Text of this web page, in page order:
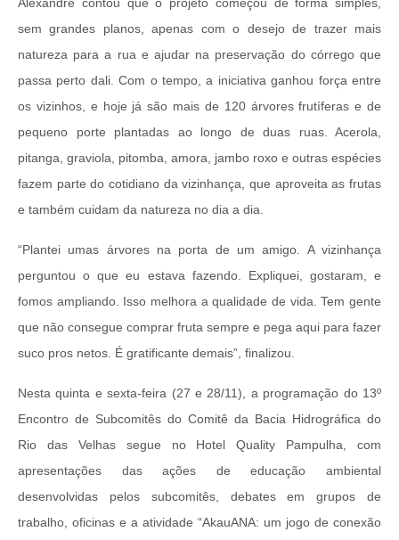
sem grandes planos, apenas com o desejo de trazer mais
natureza para a rua e ajudar na preservação do córrego que
passa perto dali. Com o tempo, a iniciativa ganhou força entre
os vizinhos, e hoje já são mais de 120 árvores frutíferas e de
pequeno porte plantadas ao longo de duas ruas. Acerola,
pitanga, graviola, pitomba, amora, jambo roxo e outras espécies
fazem parte do cotidiano da vizinhança, que aproveita as frutas
e também cuidam da natureza no dia a dia.
“Plantei umas árvores na porta de um amigo. A vizinhança
perguntou o que eu estava fazendo. Expliquei, gostaram, e
fomos ampliando. Isso melhora a qualidade de vida. Tem gente
que não consegue comprar fruta sempre e pega aqui para fazer
suco pros netos. É gratificante demais”, finalizou.
Nesta quinta e sexta-feira (27 e 28/11), a programação do 13º
Encontro de Subcomitês do Comitê da Bacia Hidrográfica do
Rio das Velhas segue no Hotel Quality Pampulha, com
apresentações das ações de educação ambiental
desenvolvidas pelos subcomitês, debates em grupos de
trabalho, oficinas e a atividade “AkauANA: um jogo de conexão